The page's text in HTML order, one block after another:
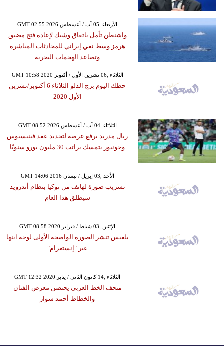
GMT 02:55 2026 الأربعاء ,05 آب / أغسطس
واشنطن تأمل باتفاق وشيك لإعادة فتح مضيق
هرمز وسط نفي إيراني للمحادثات المباشرة
وتصاعد الهجمات البحرية
GMT 10:58 2020 الثلاثاء ,06 تشرين الأول / أكتوبر
حظك اليوم برج الدلو الثلاثاء 6 أكتوبر/تشرين
الأول 2020
GMT 08:52 2026 الثلاثاء ,04 آب / أغسطس
ريال مدريد يرفع عرضه لتجديد عقد فينيسيوس
وجونيور يتمسك براتب 30 مليون يورو سنويًا
GMT 14:06 2016 الأحد ,03 إبريل / نيسان
تسريب صورة لهاتف من نوكيا بنظام أندرويد
سيطلق هذا العام
GMT 08:58 2020 الإثنين ,03 شباط / فبراير
بلقيس تنشر الصورة الواضحة الأولى لوجه ابنها
عبر "إنستغرام"
GMT 12:32 2020 الثلاثاء ,14 كانون الثاني / يناير
متحف الخط العربي يحتضن معرض الفنان
والخطاط أحمد سوار